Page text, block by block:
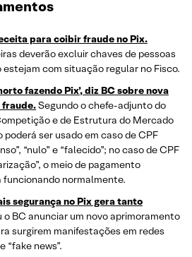
para coibir fraude no Pix.
deverão excluir chaves de pessoas
estejam com situação regular no Fisco.
fazendo Pix’, diz BC sobre nova
fraude.Segundo o chefe-adjunto do
e de Estrutura do Mercado
poderá ser usado em caso de CPF
“nulo” e “falecido”; no caso de CPF
o meio de pagamento
normalmente.
segurança no Pix gera tanto
o BC anunciar um novo aprimoramento
surgirem manifestações em redes
“fake news”.